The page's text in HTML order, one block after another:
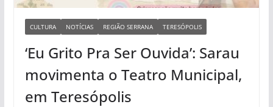
CULTURA NOTÍCIAS REGIÃO SERRANA TERESÓPOLIS
‘Eu Grito Pra Ser Ouvida’: Sarau
movimenta o Teatro Municipal,
em Teresópolis